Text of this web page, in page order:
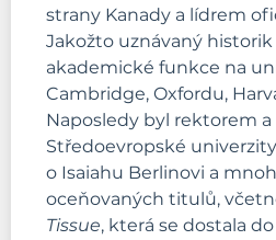
strany Kanady a lídrem
Jakožto uznávaný historik
akademické funkce na
Cambridge, Oxfordu,
Naposledy byl rektorem
Středoevropské
o Isaiahu Berlinovi a
oceňovaných titulů,
Tissue, která se dostala